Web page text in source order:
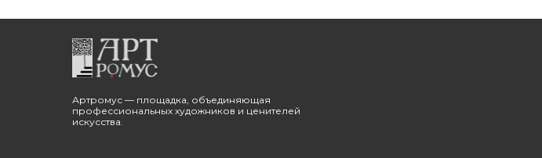
Артромус — площадка, объединяющая
профессиональных художников и ценителей
искусства.